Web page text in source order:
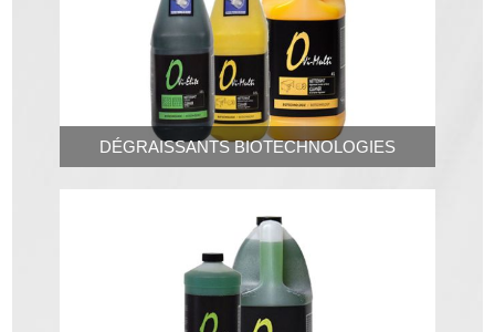
DÉGRAISSANTS BIOTECHNOLOGIES